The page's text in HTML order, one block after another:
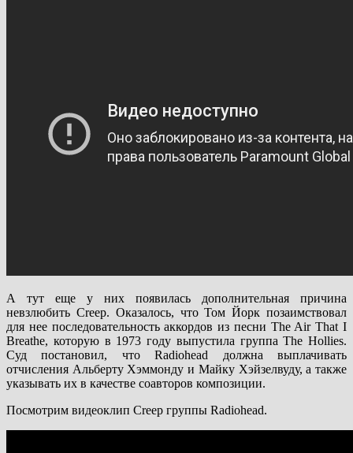
А тут еще у них появилась дополнительная причина
невзлюбить Creep. Оказалось, что Том Йорк позаимствовал
для нее последовательность аккордов из песни The Air That I
Breathe, которую в 1973 году выпустила группа The Hollies.
Суд постановил, что Radiohead должна выплачивать
отчисления Альберту Хэммонду и Майку Хэйзелвуду, а также
указывать их в качестве соавторов композиции.
Посмотрим видеоклип Creep группы Radiohead.